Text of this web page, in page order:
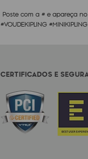
Poste com a # e apareça
#VOUDEKIPLING
CERTIFICADOS E